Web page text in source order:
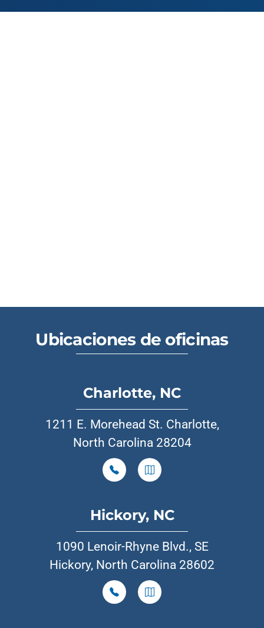
Ubicaciones de oficinas
Charlotte, NC
1211 E. Morehead St. Charlotte,
North Carolina 28204
Hickory, NC
1090 Lenoir-Rhyne Blvd., SE
Hickory, North Carolina 28602